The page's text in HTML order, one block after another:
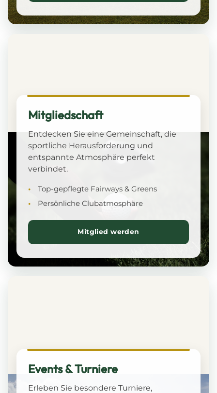
Mitgliedschaft
Entdecken Sie eine Gemeinschaft, die
sportliche Herausforderung und
entspannte Atmosphäre perfekt
verbindet.
Top-gepflegte Fairways & Greens
Persönliche Clubatmosphäre
Mitglied werden
Events & Turniere
Erleben Sie besondere Turniere,